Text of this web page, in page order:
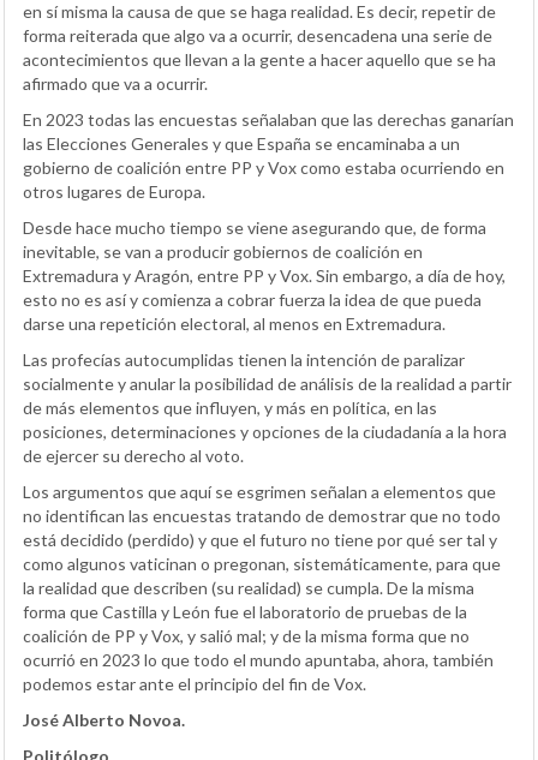
en sí misma la causa de que se haga realidad. Es decir, repetir de
forma reiterada que algo va a ocurrir, desencadena una serie de
acontecimientos que llevan a la gente a hacer aquello que se ha
afirmado que va a ocurrir.
En 2023 todas las encuestas señalaban que las derechas ganarían
las Elecciones Generales y que España se encaminaba a un
gobierno de coalición entre PP y Vox como estaba ocurriendo en
otros lugares de Europa.
Desde hace mucho tiempo se viene asegurando que, de forma
inevitable, se van a producir gobiernos de coalición en
Extremadura y Aragón, entre PP y Vox. Sin embargo, a día de hoy,
esto no es así y comienza a cobrar fuerza la idea de que pueda
darse una repetición electoral, al menos en Extremadura.
Las profecías autocumplidas tienen la intención de paralizar
socialmente y anular la posibilidad de análisis de la realidad a partir
de más elementos que influyen, y más en política, en las
posiciones, determinaciones y opciones de la ciudadanía a la hora
de ejercer su derecho al voto.
Los argumentos que aquí se esgrimen señalan a elementos que
no identifican las encuestas tratando de demostrar que no todo
está decidido (perdido) y que el futuro no tiene por qué ser tal y
como algunos vaticinan o pregonan, sistemáticamente, para que
la realidad que describen (su realidad) se cumpla. De la misma
forma que Castilla y León fue el laboratorio de pruebas de la
coalición de PP y Vox, y salió mal; y de la misma forma que no
ocurrió en 2023 lo que todo el mundo apuntaba, ahora, también
podemos estar ante el principio del fin de Vox.
José Alberto Novoa.